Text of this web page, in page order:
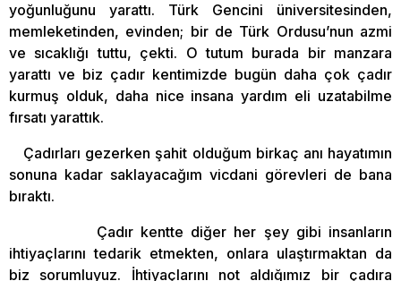
yoğunluğunu yarattı. Türk Gencini üniversitesinden,
memleketinden, evinden; bir de Türk Ordusu’nun azmi
ve sıcaklığı tuttu, çekti. O tutum burada bir manzara
yarattı ve biz çadır kentimizde bugün daha çok çadır
kurmuş olduk, daha nice insana yardım eli uzatabilme
fırsatı yarattık.
Çadırları gezerken şahit olduğum birkaç anı hayatımın
sonuna kadar saklayacağım vicdani görevleri de bana
bıraktı.
Çadır kentte diğer her şey gibi insanların
ihtiyaçlarını tedarik etmekten, onlara ulaştırmaktan da
biz sorumluyuz. İhtiyaçlarını not aldığımız bir çadıra